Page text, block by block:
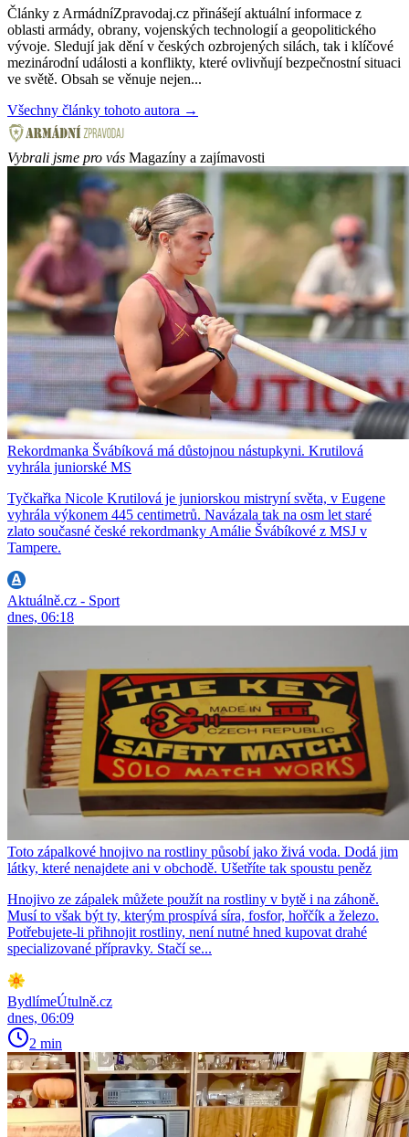
Články z ArmádníZpravodaj.cz přinášejí aktuální informace z
oblasti armády, obrany, vojenských technologií a geopolitického
vývoje. Sledují jak dění v českých ozbrojených silách, tak i klíčové
mezinárodní události a konflikty, které ovlivňují bezpečnostní situaci
ve světě. Obsah se věnuje nejen...
Všechny články tohoto autora →
Vybrali jsme pro vás Magazíny a zajímavosti
Rekordmanka Švábíková má důstojnou nástupkyni. Krutilová
vyhrála juniorské MS
Tyčkařka Nicole Krutilová je juniorskou mistryní světa, v Eugene
vyhrála výkonem 445 centimetrů. Navázala tak na osm let staré
zlato současné české rekordmanky Amálie Švábíkové z MSJ v
Tampere.
Aktuálně.cz - Sport
dnes, 06:18
Toto zápalkové hnojivo na rostliny působí jako živá voda. Dodá jim
látky, které nenajdete ani v obchodě. Ušetříte tak spoustu peněz
Hnojivo ze zápalek můžete použít na rostliny v bytě i na záhoně.
Musí to však být ty, kterým prospívá síra, fosfor, hořčík a železo.
Potřebujete-li přihnojit rostliny, není nutné hned kupovat drahé
specializované přípravky. Stačí se...
BydlímeÚtulně.cz
dnes, 06:09
2 min